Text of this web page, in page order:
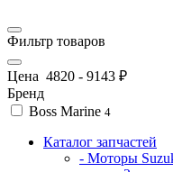
Фильтр товаров
Цена 4820 - 9143 ₽
Бренд
Boss Marine 4
Каталог запчастей
- Моторы